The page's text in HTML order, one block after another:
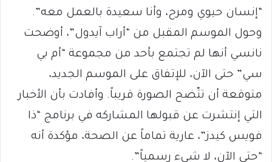
“إنسان حيوي ومرح، وأنا سعيدة بالعمل معه”.
وحول الموسم المقبل من “أراب آيدول”، أوضحت
نانسي أنها لم تجتمع بأحد من مجموعة “أم بي
سي” حتى الآن، للإتفاق على الموسم الجديد،
متوقعة أن تتّضح الصورة قريباً. وأفادت بأن الأخبار
التي إنتشرت عن قبولها المشاركه في برنامج “ذا
فويس كيدز”، عارية تماماً عن الصحة، مؤكدة أنه
“حتى الآن، لا شيء رسمياً”.